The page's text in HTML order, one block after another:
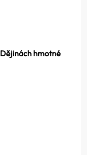
hmotné